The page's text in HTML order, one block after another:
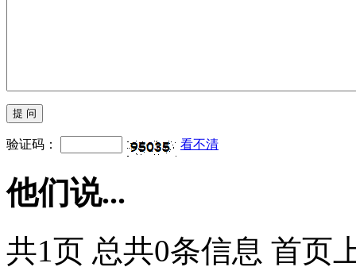
验证码： 看不清
他们说...
共1页 总共0条信息 首页